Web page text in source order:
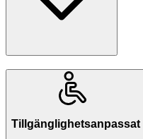
Tillgänglighetsanpassat